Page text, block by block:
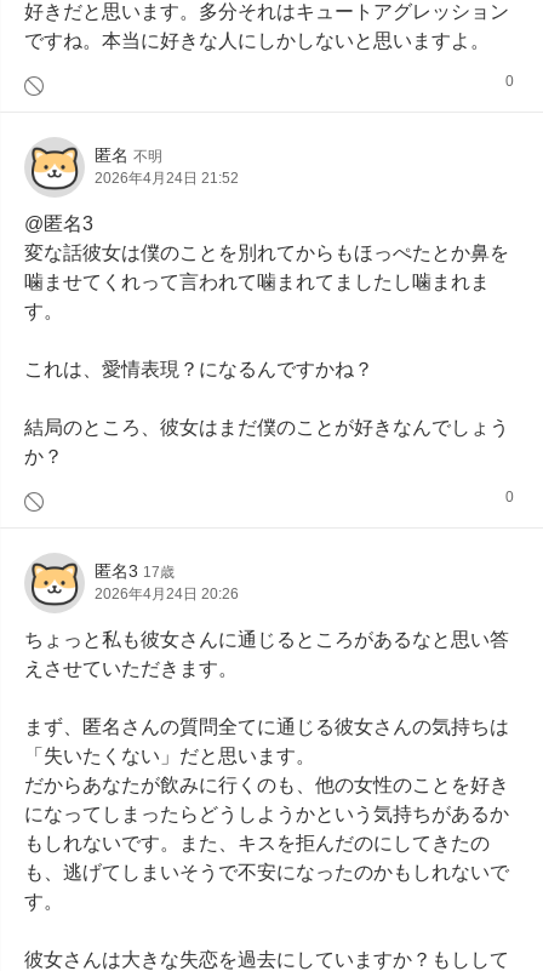
好きだと思います。多分それはキュートアグレッション
ですね。本当に好きな人にしかしないと思いますよ。
0
匿名 不明
2026年4月24日 21:52
@匿名3
変な話彼女は僕のことを別れてからもほっぺたとか鼻を
噛ませてくれって言われて噛まれてましたし噛まれま
す。
これは、愛情表現？になるんですかね？
結局のところ、彼女はまだ僕のことが好きなんでしょう
か？
0
匿名3 17歳
2026年4月24日 20:26
ちょっと私も彼女さんに通じるところがあるなと思い答
えさせていただきます。
まず、匿名さんの質問全てに通じる彼女さんの気持ちは
「失いたくない」だと思います。
だからあなたが飲みに行くのも、他の女性のことを好き
になってしまったらどうしようかという気持ちがあるか
もしれないです。また、キスを拒んだのにしてきたの
も、逃げてしまいそうで不安になったのかもしれないで
す。
彼女さんは大きな失恋を過去にしていますか？もしして